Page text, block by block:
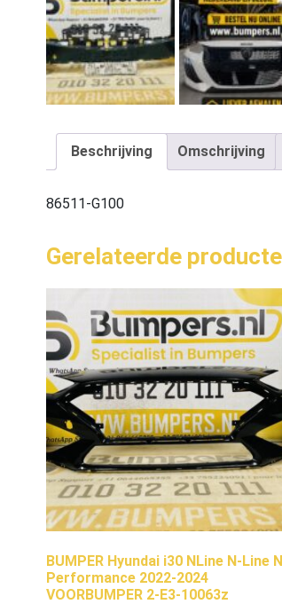
Beschrijving Omschrijving
86511-G100
Gerelateerde
BUMPER Hyundai i30 NLine N-Line
Performance 2022-2024
VOORBUMPER 2-E3-10063z